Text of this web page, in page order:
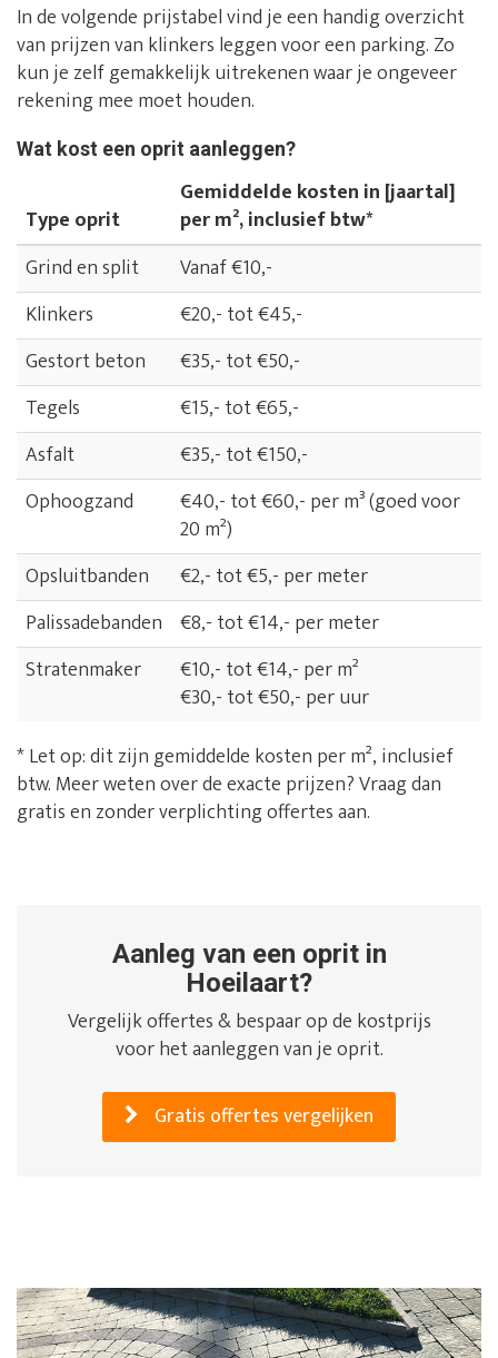
In de volgende prijstabel vind je een handig overzicht
van prijzen van klinkers leggen voor een parking. Zo
kun je zelf gemakkelijk uitrekenen waar je ongeveer
rekening mee moet houden.
Wat kost een oprit aanleggen?
Type oprit
Gemiddelde kosten in [jaartal]
per m², inclusief btw*
Grind en split
Vanaf €10,-
Klinkers
€20,- tot €45,-
Gestort beton
€35,- tot €50,-
Tegels
€15,- tot €65,-
Asfalt
€35,- tot €150,-
Ophoogzand
€40,- tot €60,- per m³ (goed voor
20 m²)
Opsluitbanden
€2,- tot €5,- per meter
Palissadebanden €8,- tot €14,- per meter
Stratenmaker
€10,- tot €14,- per m²
€30,- tot €50,- per uur
* Let op: dit zijn gemiddelde kosten per m², inclusief
btw. Meer weten over de exacte prijzen? Vraag dan
gratis en zonder verplichting offertes aan.
Aanleg van een oprit in
Hoeilaart?
Vergelijk offertes & bespaar op de kostprijs
voor het aanleggen van je oprit.
Gratis offertes vergelijken